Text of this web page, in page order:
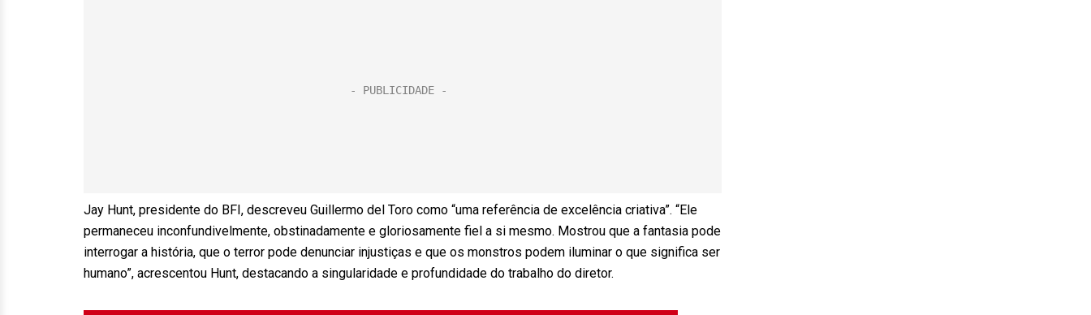
Jay Hunt, presidente do BFI, descreveu Guillermo del Toro como “uma referência de excelência criativa”. “Ele
permaneceu inconfundivelmente, obstinadamente e gloriosamente fiel a si mesmo. Mostrou que a fantasia pode
interrogar a história, que o terror pode denunciar injustiças e que os monstros podem iluminar o que significa ser
humano”, acrescentou Hunt, destacando a singularidade e profundidade do trabalho do diretor.